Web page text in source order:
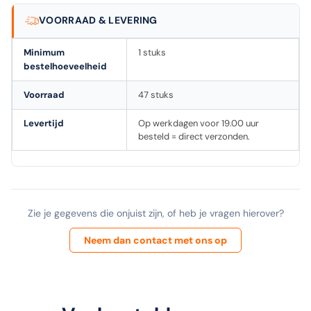
VOORRAAD & LEVERING
Minimum
bestelhoeveelheid
1 stuks
Voorraad 47 stuks
Levertijd
Op werkdagen voor 19.00 uur
besteld = direct verzonden.
Zie je gegevens die onjuist zijn, of heb je vragen hierover?
Neem dan contact met ons op